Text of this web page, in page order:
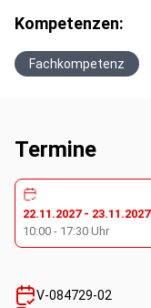
Kompetenzen:
Fachkompetenz
Termine
22.11.2027- 23.11.2027
10:00 - 17:30 Uhr
V-084729-02